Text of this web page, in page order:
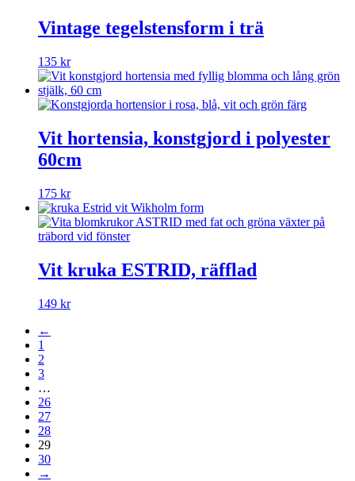
Vintage tegelstensform i trä
135 kr
Vit hortensia, konstgjord i polyester
60cm
175 kr
Vit kruka ESTRID, räfflad
149 kr
←
1
2
3
…
26
27
28
29
30
→